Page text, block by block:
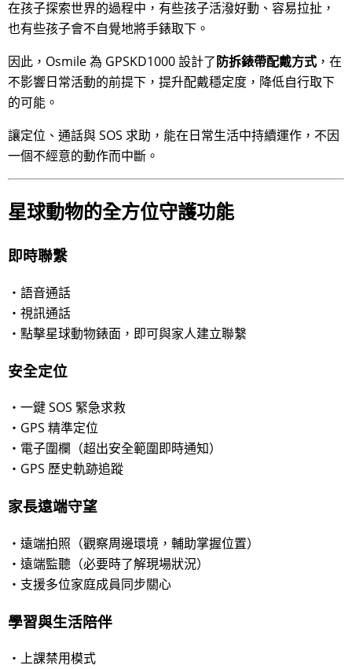
在孩子探索世界的過程中，有些孩子活潑好動、容易拉扯，
也有些孩子會不自覺地將手錶取下。
因此，Osmile 為 GPSKD1000 設計了防拆錶帶配戴方式 ，在
不影響日常活動的前提下，提升配戴穩定度，降低自行取下
的可能。
讓定位、通話與 SOS 求助，能在日常生活中持續運作，不因
一個不經意的動作而中斷。
星球動物的全方位守護功能
即時聯繫
・語音通話
・視訊通話
・點擊星球動物錶面，即可與家人建立聯繫
安全定位
・一鍵 SOS 緊急求救
・GPS 精準定位
・電子圍欄（超出安全範圍即時通知）
・GPS 歷史軌跡追蹤
家長遠端守望
・遠端拍照（觀察周邊環境，輔助掌握位置）
・遠端監聽（必要時了解現場狀況）
・支援多位家庭成員同步關心
學習與生活陪伴
・上課禁用模式